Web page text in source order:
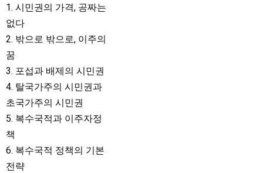
1. 시민권의 가격, 공짜는
없다
2. 밖으로 밖으로, 이주의
꿈
3. 포섭과 배제의 시민권
4. 탈국가주의 시민권과
초국가주의 시민권
5. 복수국적과 이주자정
책
6. 복수국적 정책의 기본
전략